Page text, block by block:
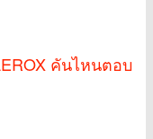
คันไหนตอบ